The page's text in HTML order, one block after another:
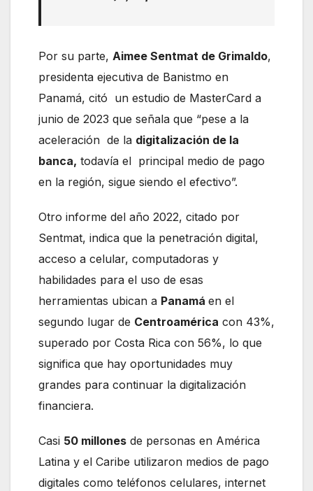
Por su parte, Aimee Sentmat de Grimaldo,
presidenta ejecutiva de Banistmo en
Panamá, citó un estudio de MasterCard a
junio de 2023 que señala que “pese a la
aceleración de la digitalización de la
banca, todavía el principal medio de pago
en la región, sigue siendo el efectivo”.
Otro informe del año 2022, citado por
Sentmat, indica que la penetración digital,
acceso a celular, computadoras y
habilidades para el uso de esas
herramientas ubican a Panamá en el
segundo lugar de Centroamérica con 43%,
superado por Costa Rica con 56%, lo que
significa que hay oportunidades muy
grandes para continuar la digitalización
financiera.
Casi 50 millones de personas en América
Latina y el Caribe utilizaron medios de pago
digitales como teléfonos celulares, internet